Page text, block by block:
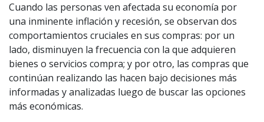
Cuando las personas ven afectada su economía por
una inminente inflación y recesión, se observan dos
comportamientos cruciales en sus compras: por un
lado, disminuyen la frecuencia con la que adquieren
bienes o servicios compra; y por otro, las compras que
continúan realizando las hacen bajo decisiones más
informadas y analizadas luego de buscar las opciones
más económicas.